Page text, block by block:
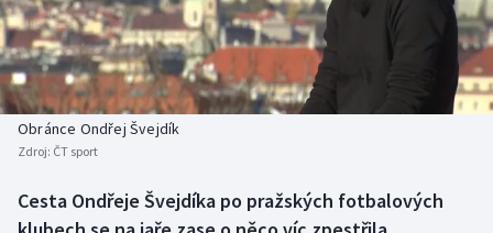
Baseball a softbal
Basketbal
Biatlon
Soutěže
Historické návraty
Aplikace ČT sport
Obránce Ondřej Švejdík
Zdroj: ČT sport
Cesta Ondřeje Švejdíka po pražských fotbalových